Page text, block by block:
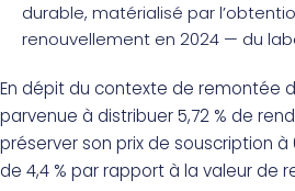
durable, matérialisé par
renouvellement en 2024 — du
En dépit du contexte de remontée
parvenue à distribuer 5,72 % de
préserver son prix de souscription
de 4,4 % par rapport à la valeur de